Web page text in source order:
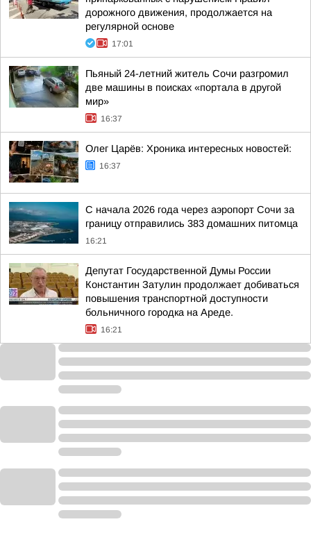
дорожного движения, продолжается на
регулярной основе
17:01
Пьяный 24-летний житель Сочи разгромил
две машины в поисках «портала в другой
мир»
16:37
Олег Царёв: Хроника интересных новостей:
16:37
С начала 2026 года через аэропорт Сочи за
границу отправились 383 домашних питомца
16:21
Депутат Государственной Думы России
Константин Затулин продолжает добиваться
повышения транспортной доступности
больничного городка на Ареде.
16:21